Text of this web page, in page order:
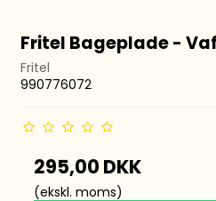
Fritel Bageplade -
Fritel
990776072
295,00 DKK
(ekskl. moms)